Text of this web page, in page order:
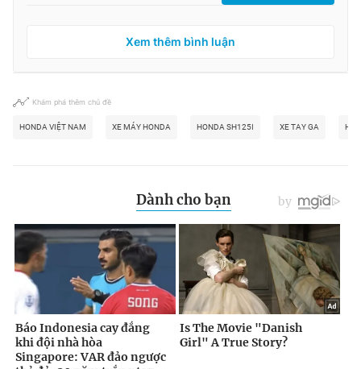
Xem thêm bình luận
Khám phá thêm chủ đề
HONDA VIỆT NAM XE MÁY HONDA HONDA SH125I XE TAY GA